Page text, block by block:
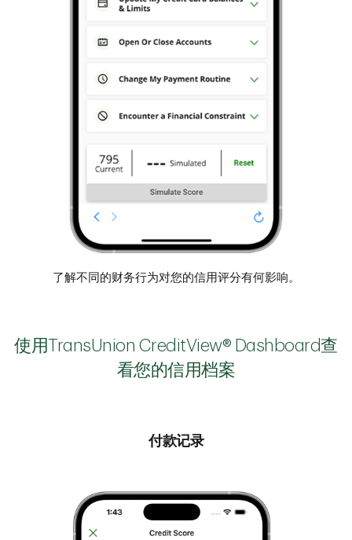
了解不同的财务行为对您的信用评分有何影响。
使用TransUnion CreditView® Dashboard查
看您的信用档案
付款记录